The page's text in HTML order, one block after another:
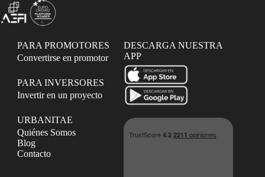
PARA PROMOTORES
Convertirse en promotor
PARA INVERSORES
Invertir en un proyecto
URBANITAE
Quiénes Somos
Blog
Contacto
DESCARGA NUESTRA
APP